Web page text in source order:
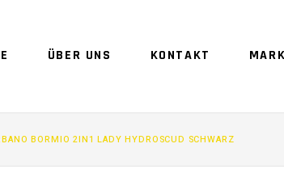
ÜBER UNS KONTAKT
BORMIO 2IN1 LADY HYDROSCUD SCHWARZ